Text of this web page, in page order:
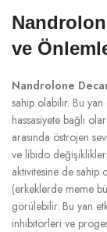
ve
Nandrolone
sahip olabilir. Bu
hassasiyete bağlı
arasında östrojen
ve libido
aktivitesine de sahip
(erkeklerde meme
görülebilir. Bu yan
inhibitörleri ve